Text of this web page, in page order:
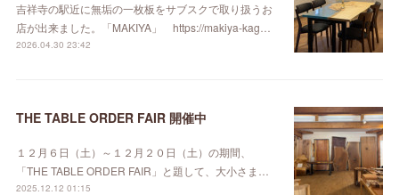
吉祥寺の駅近に無垢の一枚板をサブスクで取り扱うお
店が出来ました。「MAKIYA」 https://makiya-kag…
2026.04.30 23:42
THE TABLE ORDER FAIR 開催中
１２月６日（土）～１２月２０日（土）の期間、
「THE TABLE ORDER FAIR」と題して、大小さま…
2025.12.12 01:15